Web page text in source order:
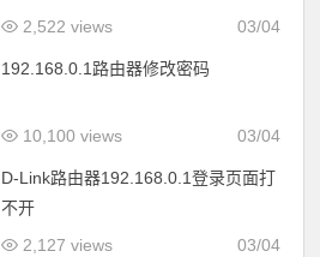
03/04
2,522 views
192.168.0.1路由器修改密码
03/04
10,100 views
D-Link路由器192.168.0.1登录页面打
不开
03/04
2,127 views